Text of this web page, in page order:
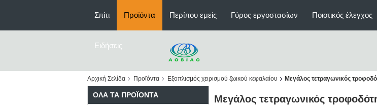
Σπίτι Προϊόντα Περίπου εμείς Γύρος εργοστασίων Ποιοτικός έλεγχος
Ειδήσεις
Αρχική Σελίδα Προϊόντα Εξοπλισμός χειρισμού ζωικού κεφαλαίου Μεγάλος τετραγωνικός
ΌΛΑ ΤΑ ΠΡΟΪΌΝΤΑ
Μεγάλος τετραγωνικός